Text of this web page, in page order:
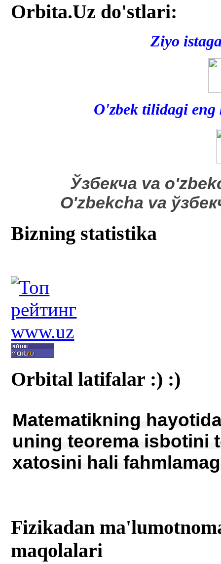
Orbita.Uz do'stlari:
Ziyo
O'zbek tilidagi
​Ўзбекча va
O'zbekcha va
Bizning statistika
Orbital latifalar :) :)
Matematikning
uning teorema isbotini
xatosini hali
Fizikadan
maqolalari